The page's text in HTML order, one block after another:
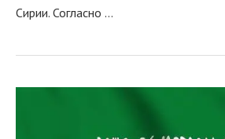
Сирии. Согласно …